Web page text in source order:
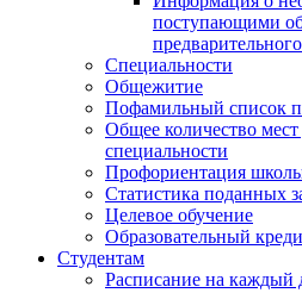
поступающими
Специальности
Общежитие
Пофамильный список
Общее количество
специальности
Профориентация
Статистика поданных
Целевое обучение
Образовательный
Студентам
Расписание на каждый